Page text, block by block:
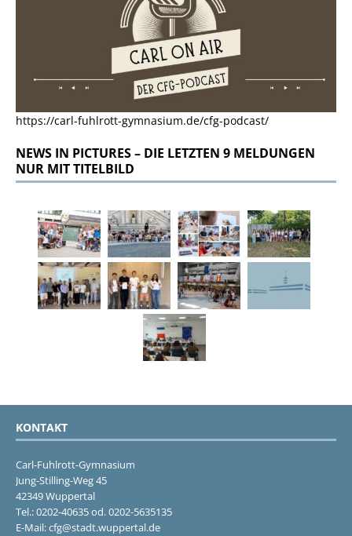
https://carl-fuhlrott-gymnasium.de/cfg-podcast/
NEWS IN PICTURES – DIE LETZTEN 9 MELDUNGEN
NUR MIT TITELBILD
KONTAKT
Carl-Fuhlrott-Gymnasium
Jung-Stilling-Weg 45
42349 Wuppertal
Tel.: 0202-40635 od. 0202-5635135
E-Mail: cfg@stadt.wuppertal.de